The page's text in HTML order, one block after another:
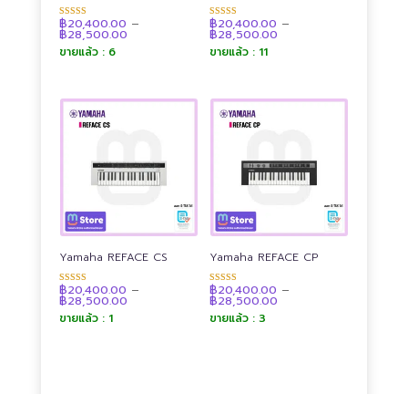
ให้คะแนน
4.90
ตั้งแต่ 1-5
คะแนน
฿20,400.00 –
฿28,500.00Price
ขายแล้ว : 6
ให้คะแนน
4.91
ตั้งแต่ 1-5
คะแนน
฿20,400.00 –
฿28,500.00
ขายแล้ว : 11
Yamaha REFACE CS
ให้คะแนน
4.91
ตั้งแต่ 1-5
คะแนน
฿20,400.00 –
฿28,500.00Price
ขายแล้ว : 1
Yamaha REFACE CP
ให้คะแนน
4.89
ตั้งแต่ 1-5
คะแนน
฿20,400.00 –
฿28,500.00
ขายแล้ว : 3